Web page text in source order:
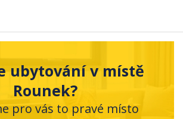
ubytování v místě
Rounek?
pro vás to pravé místo